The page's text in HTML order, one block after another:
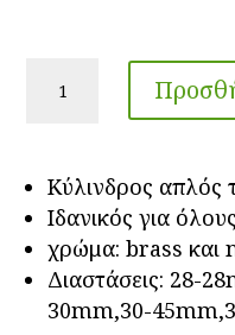
Kύλινδρος
απλός
τους
τύπους
πόρτας
ISEO
Kύλινδρος απλός
Ιδανικός για
χρώμα: brass και
Διαστάσεις: 28-
30mm,30-